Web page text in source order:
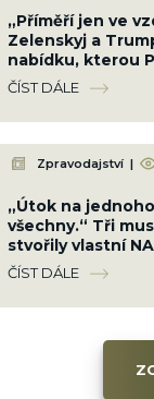
„Příměří jen ve
Zelenskyj a
nabídku, kterou
smetl ze stolu
ČÍST DÁLE
Zpravodajství |
„Útok na
všechny.“ Tři
stvořily vlastní
„Papír vás
ČÍST DÁLE